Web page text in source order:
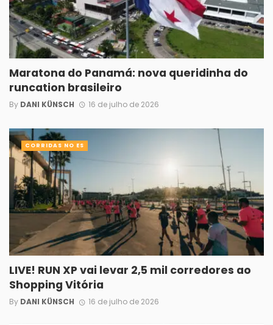
Maratona do Panamá: nova queridinha do
runcation brasileiro
By DANI KÜNSCH 16 de julho de 2026
LIVE! RUN XP vai levar 2,5 mil corredores ao
Shopping Vitória
By DANI KÜNSCH 16 de julho de 2026
CORRIDAS NO ES